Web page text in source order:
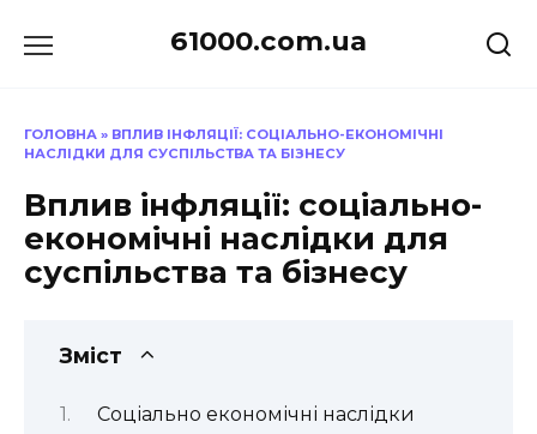
до
61000.com.ua
ГОЛОВНА » ВПЛИВ ІНФЛЯЦІЇ: СОЦІАЛЬНО-ЕКОНОМІЧНІ
НАСЛІДКИ ДЛЯ СУСПІЛЬСТВА ТА БІЗНЕСУ
Вплив інфляції: соціально-
економічні наслідки для
суспільства та бізнесу
Зміст
Соціально економічні наслідки